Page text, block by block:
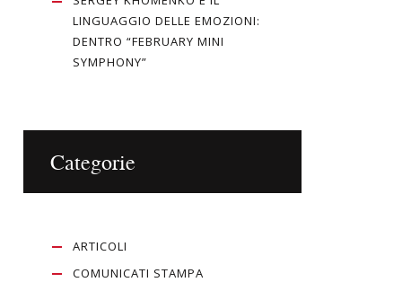
LINGUAGGIO DELLE EMOZIONI:
DENTRO “FEBRUARY MINI
SYMPHONY”
Categorie
ARTICOLI
COMUNICATI STAMPA